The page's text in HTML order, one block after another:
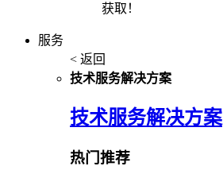
获取！
服务
< 返回
技术服务解决方案
技术服务解决方案
热门推荐